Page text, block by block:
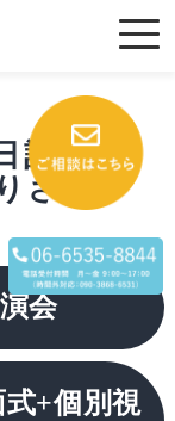
記】
さん
会
+個別視